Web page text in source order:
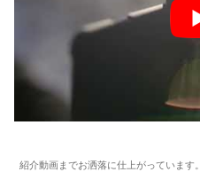
紹介動画までお洒落に仕上がっています。